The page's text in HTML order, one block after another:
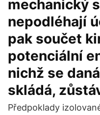
mechanický
nepodléhají
pak součet
potenciální
nichž se
skládá,
Předpoklady